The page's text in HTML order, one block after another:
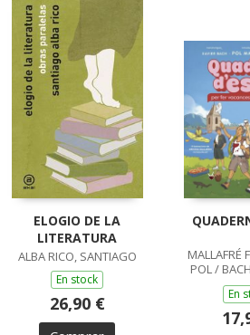
ELOGIO DE LA
LITERATURA
ALBA RICO, SANTIAGO
En stock
26,90 €
MALLAFRÉ
POL /
En